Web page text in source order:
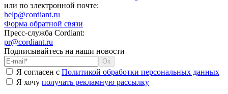
или по электронной почте:
help@cordiant.ru
Форма обратной связи
Пресс-служба Cordiant:
pr@cordiant.ru
Подписывайтесь на наши новости
Я согласен с Политикой обработки персональных данных
Я хочу получать рекламную рассылку